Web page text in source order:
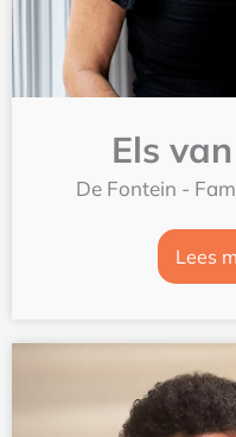
Els
De Fontein -
Lees